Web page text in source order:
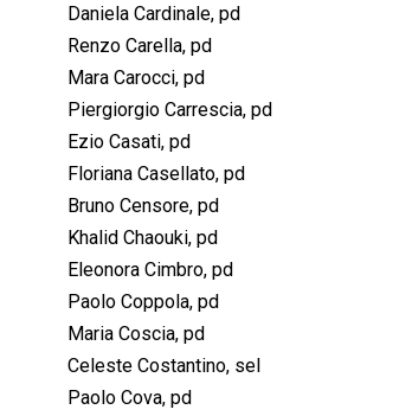
Daniela Cardinale, pd
Renzo Carella, pd
Mara Carocci, pd
Piergiorgio Carrescia, pd
Ezio Casati, pd
Floriana Casellato, pd
Bruno Censore, pd
Khalid Chaouki, pd
Eleonora Cimbro, pd
Paolo Coppola, pd
Maria Coscia, pd
Celeste Costantino, sel
Paolo Cova, pd